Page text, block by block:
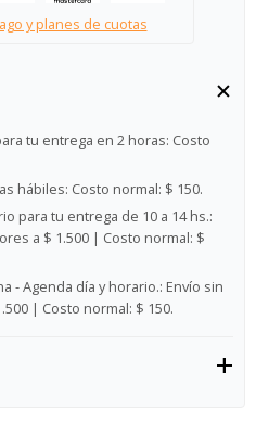
y planes de cuotas
tu entrega en 2 horas: Costo
hábiles: Costo normal: $ 150.
para tu entrega de 10 a 14 hs.:
a $ 1.500 | Costo normal: $
- Agenda día y horario.: Envío sin
| Costo normal: $ 150.